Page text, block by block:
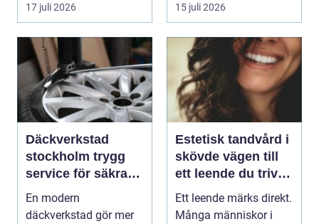
17 juli 2026 15 juli 2026
Däckverkstad
stockholm trygg
service för säkra
mil året runt
En modern
däckverkstad gör mer
Estetisk tandvård i
skövde vägen till
ett leende du trivs
med
Ett leende märks direkt.
Många människor i